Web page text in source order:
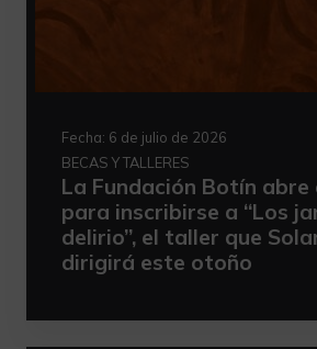
Fecha: 6 de julio de 2026
BECAS Y TALLERES
La Fundación Botín abre
para inscribirse a “Los
delirio”, el taller que
dirigirá este otoño